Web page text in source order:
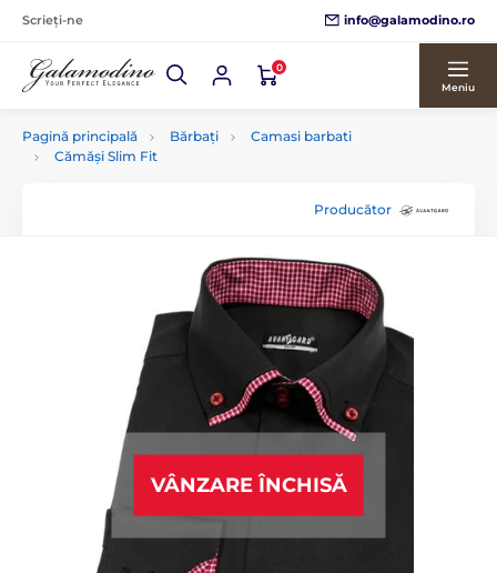
Scrieți-ne info@galamodino.ro
0
Meniu
Pagină principală Bărbați
Camasi barbati
Cămăși Slim Fit
Producător
VÂNZARE ÎNCHISĂ